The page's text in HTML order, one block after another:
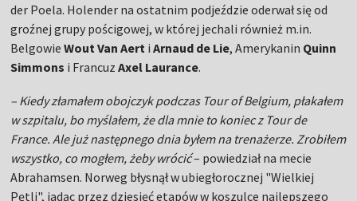
der Poela. Holender na ostatnim podjeździe oderwał się od
groźnej grupy pościgowej, w której jechali również m.in.
BelgowieWout Van Aert iArnaud de Lie, Amerykanin Quinn
Simmons i FrancuzAxel Laurance.
– Kiedy złamałem obojczyk podczas Tour of Belgium, płakałem
w szpitalu, bo myślałem, że dla mnie to koniec z Tour de
France. Ale już następnego dnia byłem na trenażerze. Zrobiłem
wszystko, co mogłem, żeby wrócić– powiedział na mecie
Abrahamsen. Norweg błysnął w ubiegłorocznej "Wielkiej
Pętli", jadąc przez dziesięć etapów w koszulce najlepszego